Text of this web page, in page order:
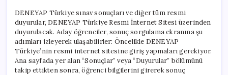
DENEYAP Türkiye sınav sonuçları ve diğer tüm resmi
duyurular, DENEYAP Türkiye Resmi İnternet Sitesi üzerinden
duyurulacak. Aday öğrenciler, sonuç sorgulama ekranına şu
adımları izleyerek ulaşabilirler: Öncelikle DENEYAP
Türkiye’nin resmi internet sitesine giriş yapmaları gerekiyor.
Ana sayfada yer alan “Sonuçlar” veya “Duyurular” bölümünü
takip ettikten sonra, öğrenci bilgilerini girerek sonuç